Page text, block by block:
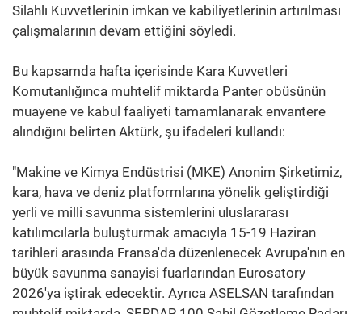
Silahlı Kuvvetlerinin imkan ve kabiliyetlerinin artırılması
çalışmalarının devam ettiğini söyledi.
Bu kapsamda hafta içerisinde Kara Kuvvetleri
Komutanlığınca muhtelif miktarda Panter obüsünün
muayene ve kabul faaliyeti tamamlanarak envantere
alındığını belirten Aktürk, şu ifadeleri kullandı:
"Makine ve Kimya Endüstrisi (MKE) Anonim Şirketimiz,
kara, hava ve deniz platformlarına yönelik geliştirdiği
yerli ve milli savunma sistemlerini uluslararası
katılımcılarla buluşturmak amacıyla 15-19 Haziran
tarihleri arasında Fransa'da düzenlenecek Avrupa'nın en
büyük savunma sanayisi fuarlarından Eurosatory
2026'ya iştirak edecektir. Ayrıca ASELSAN tarafından